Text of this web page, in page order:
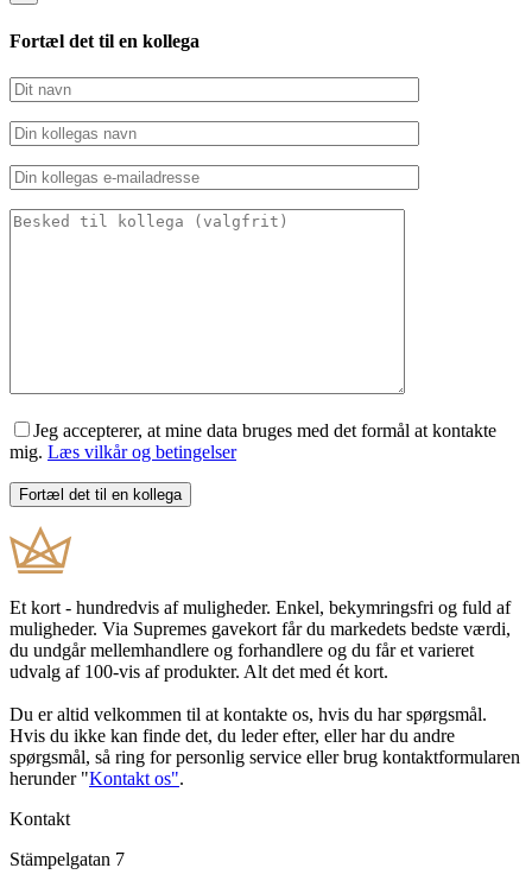
Fortæl det til en kollega
Jeg accepterer, at mine data bruges med det formål at kontakte
mig. Læs vilkår og betingelser
Et kort - hundredvis af muligheder. Enkel, bekymringsfri og fuld af
muligheder. Via Supremes gavekort får du markedets bedste værdi,
du undgår mellemhandlere og forhandlere og du får et varieret
udvalg af 100-vis af produkter. Alt det med ét kort.
Du er altid velkommen til at kontakte os, hvis du har spørgsmål.
Hvis du ikke kan finde det, du leder efter, eller har du andre
spørgsmål, så ring for personlig service eller brug kontaktformularen
herunder "Kontakt os".
Kontakt
Stämpelgatan 7